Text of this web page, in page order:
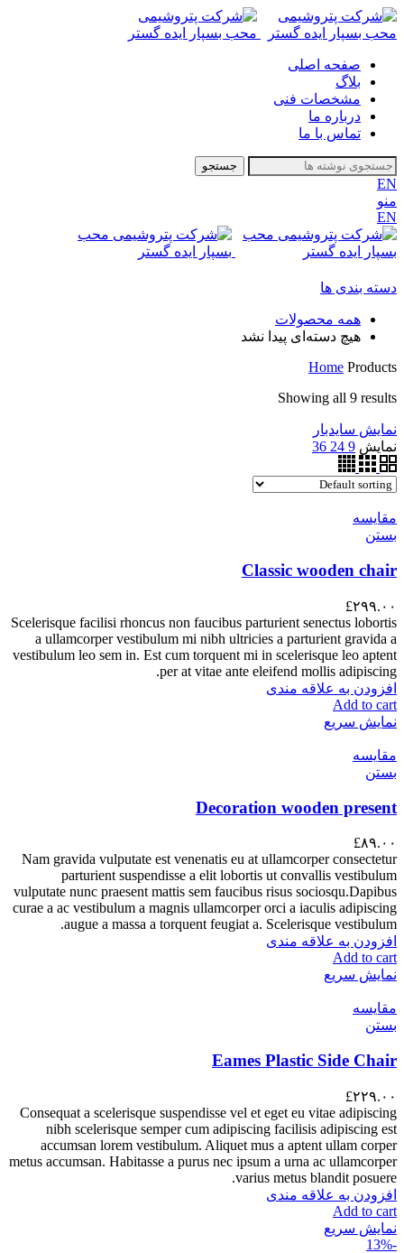
صفحه اصلی
بلاگ
مشخصات فنی
درباره ما
تماس با ما
جستجو
EN
منو
EN
دسته بندی ها
همه محصولات
هیچ دسته‌ای پیدا نشد
Home Products
Showing all 9 results
نمایش سایدبار
نمایش 9
24
36
مقایسه
بستن
Classic wooden chair
£۲۹۹.۰۰
Scelerisque facilisi rhoncus non faucibus parturient senectus lobortis
a ullamcorper vestibulum mi nibh ultricies a parturient gravida a
vestibulum leo sem in. Est cum torquent mi in scelerisque leo aptent
per at vitae ante eleifend mollis adipiscing.
افزودن به علاقه مندی
Add to cart
نمایش سریع
مقایسه
بستن
Decoration wooden present
£۸۹.۰۰
Nam gravida vulputate est venenatis eu at ullamcorper consectetur
parturient suspendisse a elit lobortis ut convallis vestibulum
vulputate nunc praesent mattis sem faucibus risus sociosqu.Dapibus
curae a ac vestibulum a magnis ullamcorper orci a iaculis adipiscing
augue a massa a torquent feugiat a. Scelerisque vestibulum.
افزودن به علاقه مندی
Add to cart
نمایش سریع
مقایسه
بستن
Eames Plastic Side Chair
£۲۲۹.۰۰
Consequat a scelerisque suspendisse vel et eget eu vitae adipiscing
nibh scelerisque semper cum adipiscing facilisis adipiscing est
accumsan lorem vestibulum. Aliquet mus a aptent ullam corper
metus accumsan. Habitasse a purus nec ipsum a urna ac ullamcorper
varius metus blandit posuere.
افزودن به علاقه مندی
Add to cart
نمایش سریع
-13%